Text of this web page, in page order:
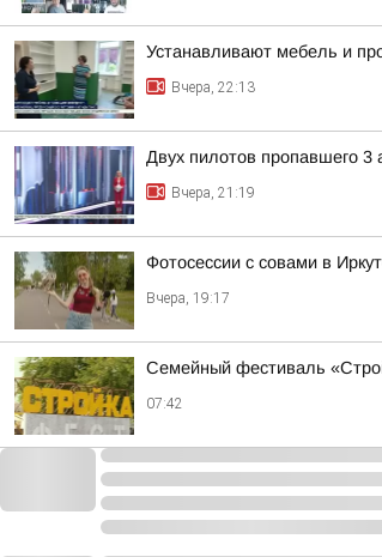
Устанавливают мебель и
Вчера, 22:13
Двух пилотов пропавшего 3
Вчера, 21:19
Фотосессии с совами в
Вчера, 19:17
Семейный фестиваль
07:42